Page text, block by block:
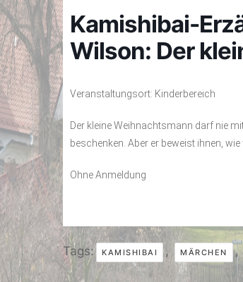
Kamishibai-
Wilson: Der
Veranstaltungsort: Kinderbereich
Der kleine Weihnachtsmann darf nie
beschenken. Aber er beweist ihnen,
Ohne Anmeldung
Tags: KAMISHIBAI , MÄRCHEN ,